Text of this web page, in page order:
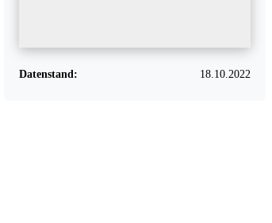
Datenstand: 18.10.2022